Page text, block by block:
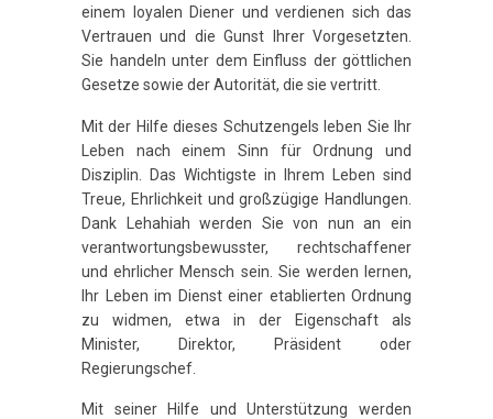
einem loyalen Diener und verdienen sich das
Vertrauen und die Gunst Ihrer Vorgesetzten.
Sie handeln unter dem Einfluss der göttlichen
Gesetze sowie der Autorität, die sie vertritt.
Mit der Hilfe dieses Schutzengels leben Sie Ihr
Leben nach einem Sinn für Ordnung und
Disziplin. Das Wichtigste in Ihrem Leben sind
Treue, Ehrlichkeit und großzügige Handlungen.
Dank Lehahiah werden Sie von nun an ein
verantwortungsbewusster, rechtschaffener
und ehrlicher Mensch sein. Sie werden lernen,
Ihr Leben im Dienst einer etablierten Ordnung
zu widmen, etwa in der Eigenschaft als
Minister, Direktor, Präsident oder
Regierungschef.
Mit seiner Hilfe und Unterstützung werden